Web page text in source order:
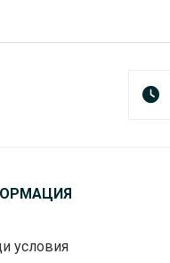
условия